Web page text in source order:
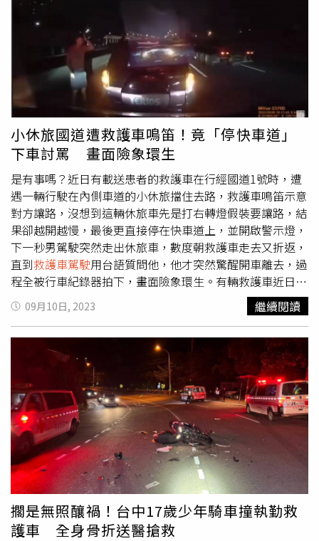
小休旅國道遭救護車鳴笛！竟「停快車道」
下車討罵 畫面險象環生
是有事嗎？近日有載送患者的救護車在行經國道1號時，遭
遇一輛行駛在內側車道的小休旅擋住去路，救護車鳴笛示意
對方讓路，沒想到這輛休旅車先是打右轉燈假裝要讓路，結
果卻越開越慢，最後更直接停在快車道上，並開啟警示燈，
下一秒男駕駛突然走出休旅車，數度朝救護車走去又折返，
直到救護車駕駛用台語質問他，他才突然驚醒開車離去，過
程全被行車紀錄器拍下，畫面險象環生。有輛救護車近日載
送患者行經國道1號，不料卻被前方的休旅車擋住去路。救
護車鳴笛請對方讓路，休旅車駕駛竟愛理不理，還越開越
折返，似乎是想找人吵架。
救護車駕駛
見狀氣得用台語質
問：「你現在是怎樣？不走在幹嘛？」這時男子才摸了摸
頭，好像突然被「罵醒」，轉頭小跑步回車上，留下困惑的
救護車司機揚長而去。根據道路交通管理處罰條例第45條第
2項規定：「聞消防車、救護車、警備車、工程救險車、毒
性化學物質災害事故應變車之警號，不立即避讓者，處汽車
駕駛人新臺幣3600元罰鍰，並吊銷駕駛執照。」此外，根
據「高速公路及快速公路交通管制規則」第10條：「汽車在
行駛途中，除遇特殊狀況必須減速外，不得驟然減速或在車
道中臨時停車或停車，違者可處汽車駕駛人新臺幣3000元
以上6000元以下罰鍰。」
09月10日, 2023 繼續閱讀
擱是無照釀禍！台中17歲少年騎車撞執勤救
護車 全身骨折送醫搶救